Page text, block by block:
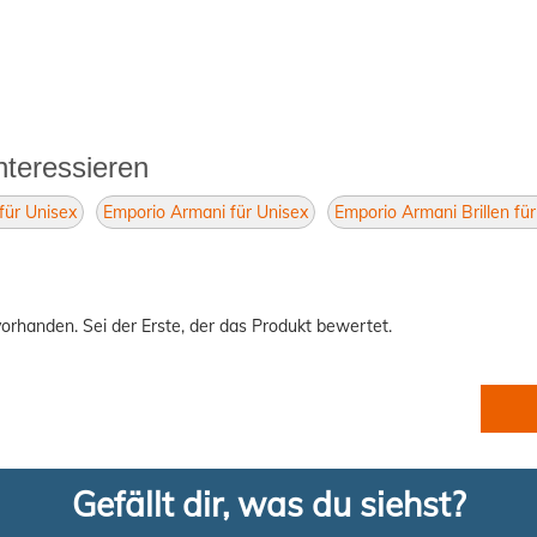
Unisex Emporio Armani für Unisex Emporio Armani Brillen
Sei der Erste, der das Produkt bewertet.
Gefällt dir, was du siehst?